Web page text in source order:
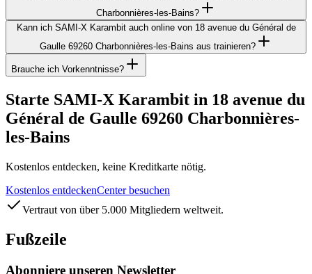
Charbonnières-les-Bains?
Kann ich SAMI-X Karambit auch online von 18 avenue du Général de
Gaulle 69260 Charbonnières-les-Bains aus trainieren?
Brauche ich Vorkenntnisse?
Starte SAMI-X Karambit in 18 avenue du
Général de Gaulle 69260 Charbonnières-
les-Bains
Kostenlos entdecken, keine Kreditkarte nötig.
Kostenlos entdeckenCenter besuchen
Vertraut von über 5.000 Mitgliedern weltweit.
Fußzeile
Abonniere unseren Newsletter